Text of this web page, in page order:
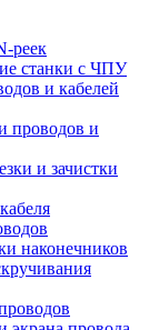
реек
станки с ЧПУ
и кабелей
проводов и
и зачистки
наконечников